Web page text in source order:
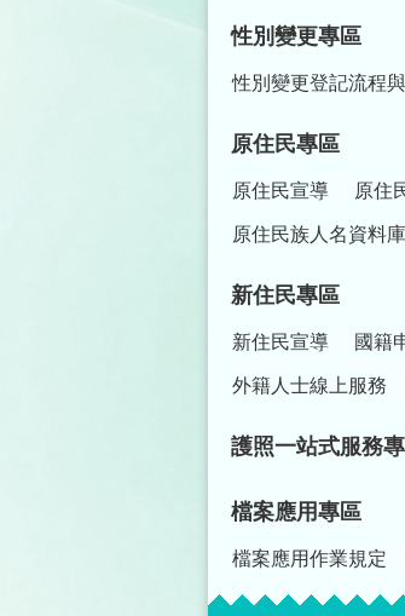
性別變更專區
性別變更登記流程
原住民專區
原住民宣導 原住
原住民族人名資料庫
新住民專區
新住民宣導 國籍
外籍人士線上服務
護照一站式服務
檔案應用專區
檔案應用作業規定